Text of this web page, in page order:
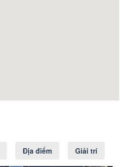
Địa điểm Giải trí